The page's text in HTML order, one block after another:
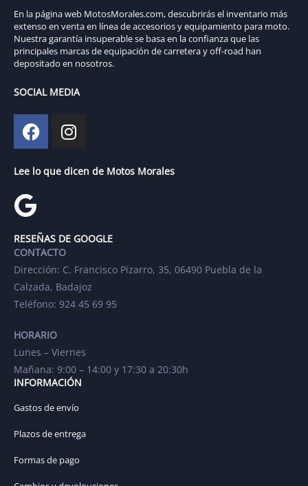
En la página web MotosMorales.com, descubrirás el inventario más
extenso en venta en línea de accesorios y equipamiento para moto.
Nuestra garantía insuperable se basa en la confianza que las
principales marcas de equipación de carretera y off-road han
depositado en nosotros.
SOCIAL MEDIA
Lee lo que dicen de Motos Morales
RESEÑAS DE GOOGLE
CONTACTO
Dirección: C. Francisco Pizarro, 35, 06490 Puebla de la
Calzada, Badajoz
Teléfono: 924 45 69 95
HORARIO
Lunes – Viernes
Mañana: 9:00 – 14:00 y 17:30 a 20:30h
INFORMACIÓN
Gastos de envío
Plazos de entrega
Formas de pago